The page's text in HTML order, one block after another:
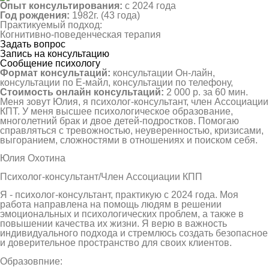
Опыт консультирования: с 2024 года
Год рождения: 1982г. (43 года)
Практикуемый подход:
Когнитивно-поведенческая терапия
Задать вопрос
Запись на консультацию
Сообщение психологу
Формат консультаций: консультации Он-лайн,
консультации по Е-майл, консультации по телефону,
Стоимость онлайн консультаций: 2 000 р. за 60 мин.
Меня зовут Юлия, я психолог-консультант, член Ассоциации
КПТ. У меня высшее психологическое образование,
многолетний брак и двое детей-подростков. Помогаю
справляться с тревожностью, неуверенностью, кризисами,
выгоранием, сложностями в отношениях и поиском себя.
Юлия Охотина
Психолог-консультант/Член Ассоциации КПП
Я - психолог-консультант, практикую с 2024 года. Моя
работа направлена на помощь людям в решении
эмоциональных и психологических проблем, а также в
повышении качества их жизни. Я верю в важность
индивидуального подхода и стремлюсь создать безопасное
и доверительное пространство для своих клиентов.
Образовпние: